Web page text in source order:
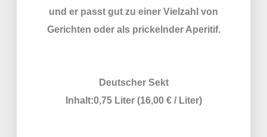
und er passt gut zu einer Vielzahl von
Gerichten oder als prickelnder Aperitif.
Deutscher Sekt
Inhalt:0,75 Liter (16,00 € / Liter)